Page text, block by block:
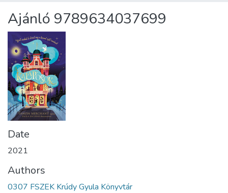
About us
Ajánló 9789634037699
Date
2021
Authors
0307 FSZEK Krúdy Gyula Könyvtár